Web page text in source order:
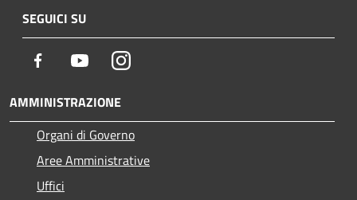
SEGUICI SU
Facebook YoutubeInstagram
AMMINISTRAZIONE
Organi di Governo
Aree Amministrative
Uffici